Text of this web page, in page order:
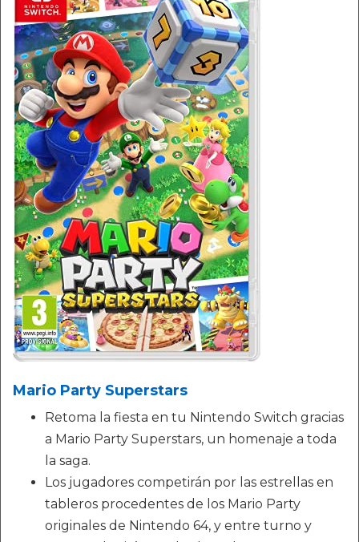
Mario Party Superstars
Retoma la fiesta en tu Nintendo Switch gracias
a Mario Party Superstars, un homenaje a toda
la saga.
Los jugadores competirán por las estrellas en
tableros procedentes de los Mario Party
originales de Nintendo 64, y entre turno y